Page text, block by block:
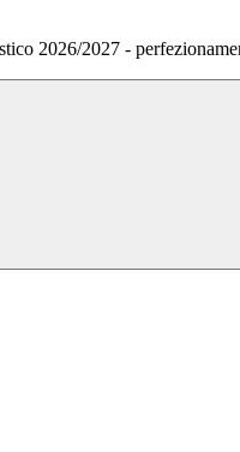
2026/2027 -